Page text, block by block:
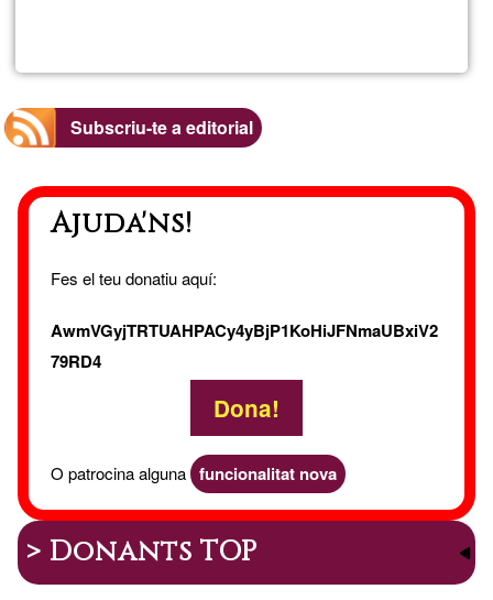
Subscriu-te a editorial
Ajuda'ns!
Fes el teu donatiu aquí:
AwmVGyjTRTUAHPACy4yBjP1KoHiJFNmaUBxiV2
79RD4
Dona!
O patrocina alguna funcionalitat nova
> Donants TOP